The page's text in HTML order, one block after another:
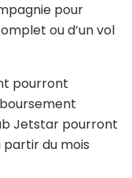
pour
ou d’un vol
pourront
Jetstar pourront
du mois